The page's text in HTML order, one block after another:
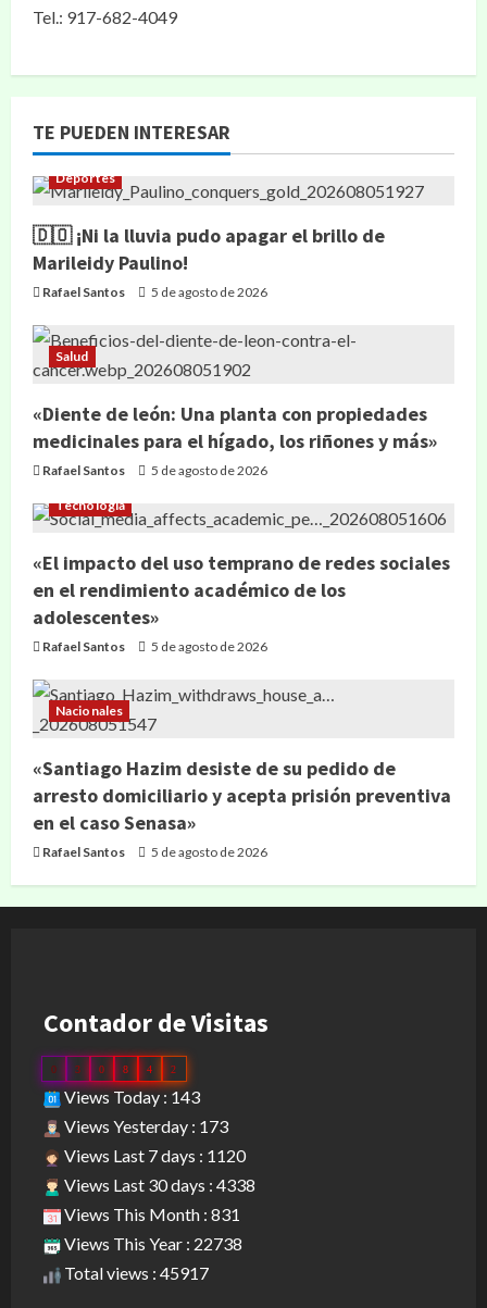
Tel.: 917-682-4049
TE PUEDEN INTERESAR
Deportes
🇩🇴 ¡Ni la lluvia pudo apagar el brillo de
Marileidy Paulino!
Rafael Santos 5 de agosto de 2026
Salud
«Diente de león: Una planta con propiedades
medicinales para el hígado, los riñones y más»
Rafael Santos 5 de agosto de 2026
Tecnología
«El impacto del uso temprano de redes sociales
en el rendimiento académico de los
adolescentes»
Rafael Santos 5 de agosto de 2026
Nacionales
«Santiago Hazim desiste de su pedido de
arresto domiciliario y acepta prisión preventiva
en el caso Senasa»
Rafael Santos 5 de agosto de 2026
Contador de Visitas
0 3 0 8 4 2
Views Today : 143
Views Yesterday : 173
Views Last 7 days : 1120
Views Last 30 days : 4338
Views This Month : 831
Views This Year : 22738
Total views : 45917